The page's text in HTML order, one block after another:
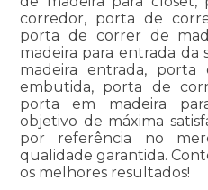
corredor, porta de
porta de correr de
madeira para entrada da
madeira entrada,
embutida, porta de
porta em madeira
objetivo de máxima
por referência no
qualidade garantida.
os melhores resultados!